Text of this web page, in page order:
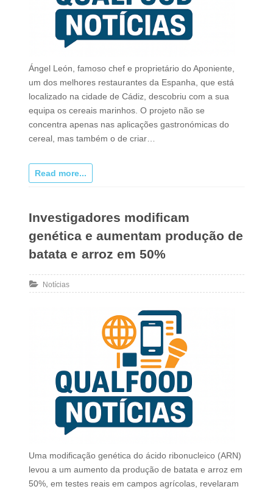
Ángel León, famoso chef e proprietário do Aponiente,
um dos melhores restaurantes da Espanha, que está
localizado na cidade de Cádiz, descobriu com a sua
equipa os cereais marinhos. O projeto não se
concentra apenas nas aplicações gastronómicas do
cereal, mas também o de criar…
Read more...
Investigadores modificam
genética e aumentam produção de
batata e arroz em 50%
Notícias
Uma modificação genética do ácido ribonucleico (ARN)
levou a um aumento da produção de batata e arroz em
50%, em testes reais em campos agrícolas, revelaram